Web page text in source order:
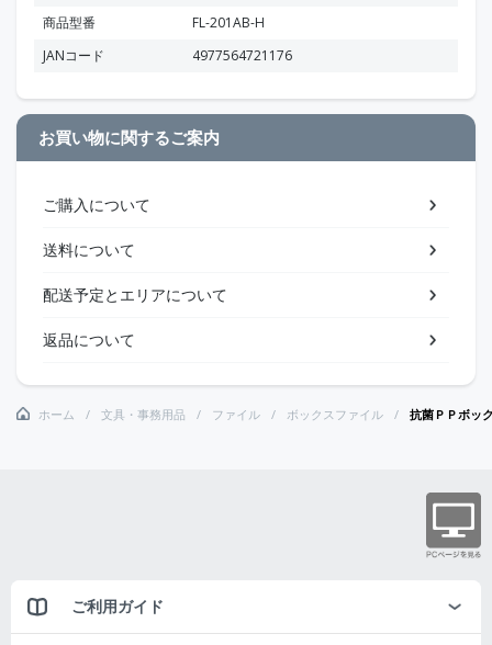
商品型番
FL-201AB-H
JANコード
4977564721176
お買い物に関するご案内
ご購入について
送料について
配送予定とエリアについて
返品について
ホーム 文具・事務用品 ファイル ボックスファイル 抗菌ＰＰボッ
ご利用ガイド